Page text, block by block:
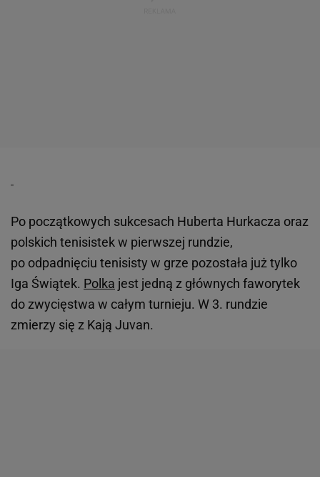
Po początkowych sukcesach Huberta Hurkacza oraz
polskich tenisistek w pierwszej rundzie,
po odpadnięciu tenisisty w grze pozostała już tylko
Iga Świątek. Polka jest jedną z głównych faworytek
do zwycięstwa w całym turnieju. W 3. rundzie
zmierzy się z Kają Juvan.